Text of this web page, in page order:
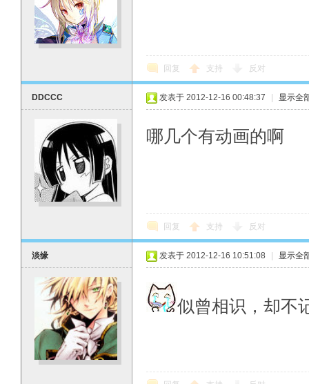
回复 支持 反对
DDCCC 发表于 2012-12-16 00:48:37 显示全
哪几个有动画的啊
回复 支持 反对
淡缘 发表于 2012-12-16 10:51:08 显示全
似曾相识，却不